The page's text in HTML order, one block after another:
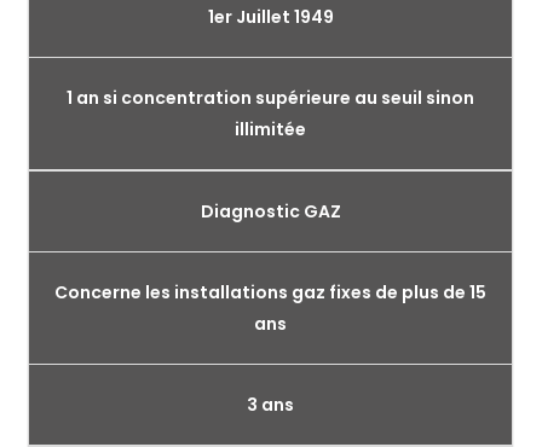
1er Juillet 1949
1 an si concentration supérieure au seuil sinon
illimitée
Diagnostic GAZ
Concerne les installations gaz fixes de plus de 15
ans
3 ans